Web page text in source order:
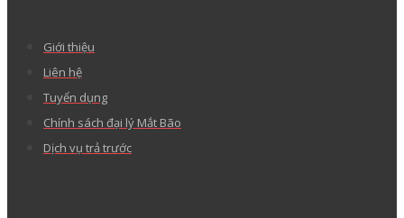
Giới thiệu
Liên hệ
Tuyển dụng
Chính sách đại lý Mắt Bão
Dịch vụ trả trước